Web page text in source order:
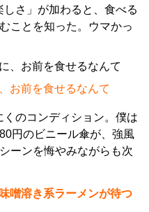
さ」が加わると、食べる
ことを知った。ウマかっ
お前を食せるなんて
のコンディション。僕は
円のビニール傘が、強風
ーンを悔やみながらも次
噌溶き系ラーメンが待つ